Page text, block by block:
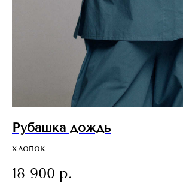
Рубашка дождь
хлопок
18 900 р.